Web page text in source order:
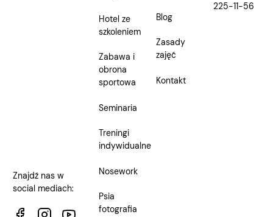
Znajdź nas w
social mediach:
Hotel ze
szkoleniem
Zabawa i
obrona
sportowa
Seminaria
Treningi
indywidualne
Nosework
Psia
fotografia
Blog
Zasady
zajęć
Kontakt
225-11-56